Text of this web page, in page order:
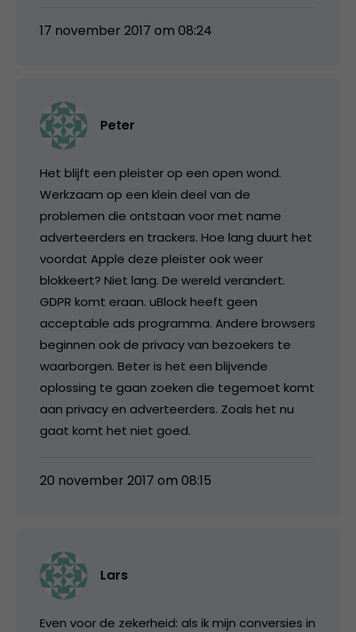
17 november 2017 om 08:24
Peter
Het blijft een pleister op een open wond.
Werkzaam op een klein deel van de
problemen die ontstaan voor met name
adverteerders en trackers. Hoe lang duurt het
voordat Apple deze pleister ook weer
blokkeert? Niet lang. De wereld verandert.
GDPR komt eraan. uBlock heeft geen
acceptable ads programma. Andere browsers
beginnen ook de privacy van bezoekers te
waarborgen. Beter is het een blijvende
oplossing te gaan zoeken die tegemoet komt
aan privacy en adverteerders. Zoals het nu
gaat komt het niet goed.
20 november 2017 om 08:15
Lars
Even voor de zekerheid: als ik mijn conversies in